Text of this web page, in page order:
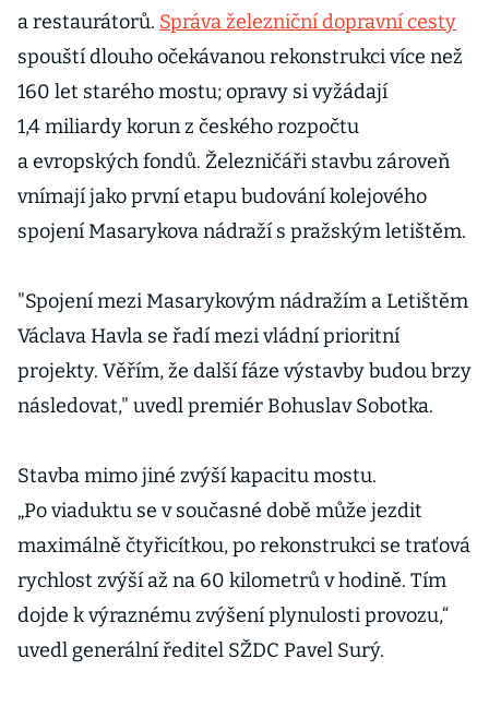
a restaurátorů. Správa železniční dopravní cesty
spouští dlouho očekávanou rekonstrukci více než
160 let starého mostu; opravy si vyžádají
1,4 miliardy korun z českého rozpočtu
a evropských fondů. Železničáři stavbu zároveň
vnímají jako první etapu budování kolejového
spojení Masarykova nádraží s pražským letištěm.
"Spojení mezi Masarykovým nádražím a Letištěm
Václava Havla se řadí mezi vládní prioritní
projekty. Věřím, že další fáze výstavby budou brzy
následovat," uvedl premiér Bohuslav Sobotka.
Stavba mimo jiné zvýší kapacitu mostu.
„Po viaduktu se v současné době může jezdit
maximálně čtyřicítkou, po rekonstrukci se traťová
rychlost zvýší až na 60 kilometrů v hodině. Tím
dojde k výraznému zvýšení plynulosti provozu,“
uvedl generální ředitel SŽDC Pavel Surý.